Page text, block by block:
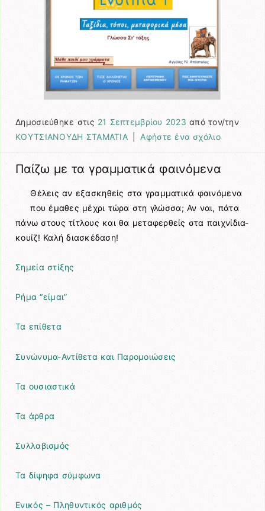
Δημοσιεύθηκε στις 21 Σεπτεμβρίου 2023 από τον/την
ΚΟΥΤΣΙΑΝΟΥΔΗ ΣΤΑΜΑΤΙΑ
Αφήστε ένα σχόλιο
Παίζω με τα γραμματικά φαινόμενα
Θέλεις αν εξασκηθείς στα γραμματικά φαινόμενα
που έμαθες μέχρι τώρα στη γλώσσα; Αν ναι, πάτα
πάνω στους τίτλους και θα μεταφερθείς στα παιχνίδια-
κουίζ! Καλή διασκέδαση!
Σημεία στίξης
Ρήμα “είμαι”
Τα επίθετα
Συνώνυμα-Αντίθετα και Παρομοιώσεις
Τα ουσιαστικά
Τα άρθρα
Συλλαβισμός
Τα δίψηφα σύμφωνα
Ενικός – Πληθυντικός αριθμός